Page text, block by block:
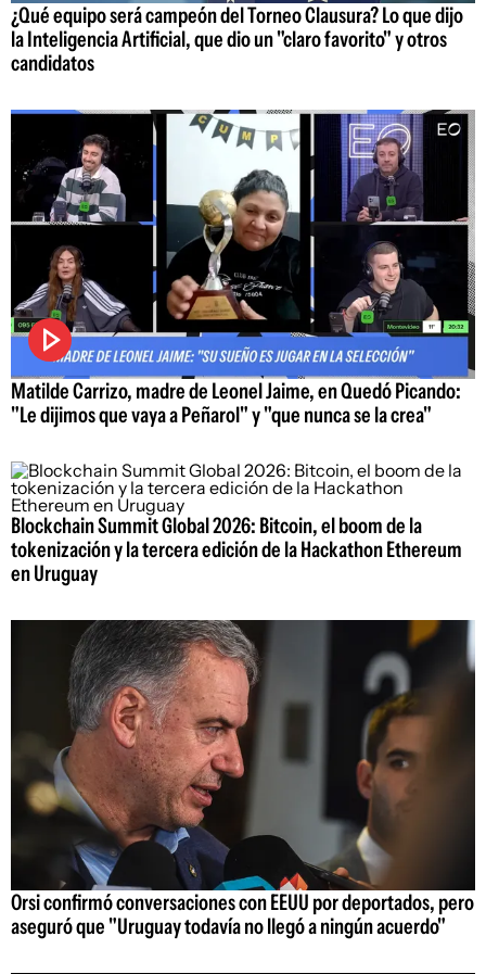
¿Qué equipo será campeón del Torneo Clausura? Lo que dijo
la Inteligencia Artificial, que dio un "claro favorito" y otros
candidatos
Matilde Carrizo, madre de Leonel Jaime, en Quedó Picando:
"Le dijimos que vaya a Peñarol" y "que nunca se la crea"
Blockchain Summit Global 2026: Bitcoin, el boom de la
tokenización y la tercera edición de la Hackathon Ethereum
en Uruguay
Orsi confirmó conversaciones con EEUU por deportados, pero
aseguró que "Uruguay todavía no llegó a ningún acuerdo"